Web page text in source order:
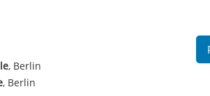
, Berlin
, Berlin